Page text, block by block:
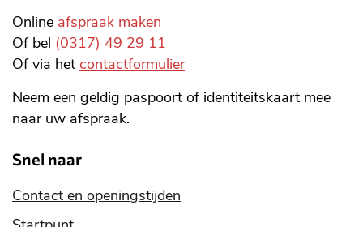
Online afspraak maken
Of bel (0317) 49 29 11
Of via het contactformulier
Neem een geldig paspoort of identiteitskaart mee
naar uw afspraak.
Snel naar
Contact en openingstijden